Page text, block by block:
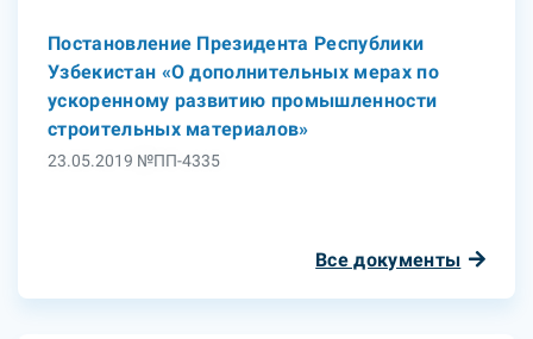
Постановление Президента Республики
Узбекистан «О дополнительных мерах по
ускоренному развитию промышленности
строительных материалов»
23.05.2019 №ПП-4335
Все документы